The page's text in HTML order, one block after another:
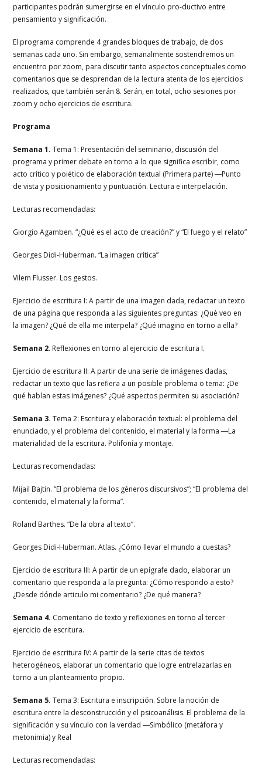
participantes podrán sumergirse en el vínculo pro-ductivo entre
pensamiento y significación.
El programa comprende 4 grandes bloques de trabajo, de dos
semanas cada uno. Sin embargo, semanalmente sostendremos un
encuentro por zoom, para discutir tanto aspectos conceptuales como
comentarios que se desprendan de la lectura atenta de los ejercicios
realizados, que también serán 8. Serán, en total, ocho sesiones por
zoom y ocho ejercicios de escritura.
Programa
Semana 1.Tema 1: Presentación del seminario, discusión del
programa y primer debate en torno a lo que significa escribir, como
acto crítico y poiético de elaboración textual (Primera parte) ―Punto
de vista y posicionamiento y puntuación. Lectura e interpelación.
Lecturas recomendadas:
Giorgio Agamben. “¿Qué es el acto de creación?” y “El fuego y el relato”
Georges Didi-Huberman. “La imagen crítica”
Vilem Flusser. Los gestos.
Ejercicio de escritura I: A partir de una imagen dada, redactar un texto
de una página que responda a las siguientes preguntas: ¿Qué veo en
la imagen? ¿Qué de ella me interpela? ¿Qué imagino en torno a ella?
Semana 2. Reflexiones en torno al ejercicio de escritura I.
Ejercicio de escritura II: A partir de una serie de imágenes dadas,
redactar un texto que las refiera a un posible problema o tema: ¿De
qué hablan estas imágenes? ¿Qué aspectos permiten su asociación?
Semana 3. Tema 2: Escritura y elaboración textual: el problema del
enunciado, y el problema del contenido, el material y la forma ―La
materialidad de la escritura. Polifonía y montaje.
Lecturas recomendadas:
Mijail Bajtin. “El problema de los géneros discursivos”; “El problema del
contenido, el material y la forma”.
Roland Barthes. “De la obra al texto”.
Georges Didi-Huberman. Atlas. ¿Cómo llevar el mundo a cuestas?
Ejercicio de escritura III: A partir de un epígrafe dado, elaborar un
comentario que responda a la pregunta: ¿Cómo respondo a esto?
¿Desde dónde articulo mi comentario? ¿De qué manera?
Semana 4. Comentario de texto y reflexiones en torno al tercer
ejercicio de escritura.
Ejercicio de escritura IV: A partir de la serie citas de textos
heterogéneos, elaborar un comentario que logre entrelazarlas en
torno a un planteamiento propio.
Semana 5. Tema 3: Escritura e inscripción. Sobre la noción de
escritura entre la desconstrucción y el psicoanálisis. El problema de la
significación y su vínculo con la verdad ―Simbólico (metáfora y
metonimia) y Real
Lecturas recomendadas: